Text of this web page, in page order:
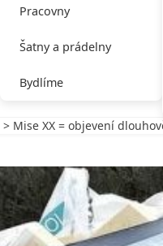
Pracovny
Šatny a prádelny
Bydlíme
> Mise XX = objevení